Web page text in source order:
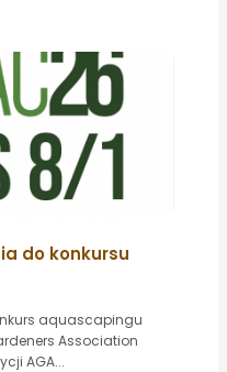
do konkursu
aquascapingu
Association
AGA...